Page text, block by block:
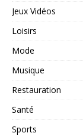
Jeux Vidéos
Loisirs
Mode
Musique
Restauration
Santé
Sports